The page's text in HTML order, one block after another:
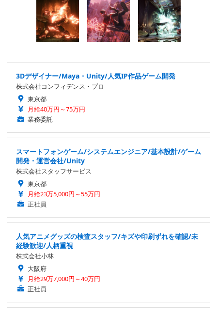
3Dデザイナー/Maya・Unity/人気IP作品ゲーム開発
株式会社コンフィデンス・プロ
東京都
月給40万円～75万円
業務委託
スマートフォンゲーム/システムエンジニア/基本設計/ゲーム
開発・運営会社/Unity
株式会社スタッフサービス
東京都
月給23万5,000円～55万円
正社員
人気アニメグッズの検査スタッフ/キズや印刷ずれを確認/未
経験歓迎/人柄重視
株式会社小林
大阪府
月給29万7,000円～40万円
正社員